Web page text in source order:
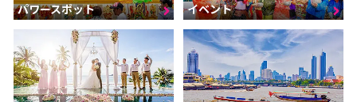
パワースポット イベント